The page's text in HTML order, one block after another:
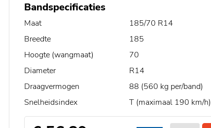
Bandspecificaties
Maat
185/70 R14
Breedte
185
Hoogte (wangmaat)
70
Diameter
R14
Draagvermogen
88 (560 kg per/band)
Snelheidsindex
T (maximaal 190 km/h)